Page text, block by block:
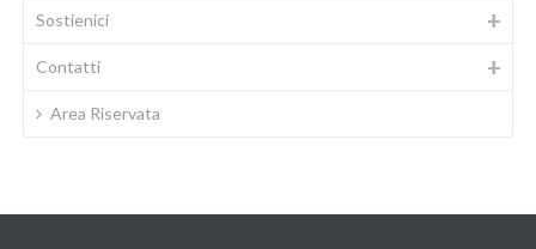
Sostienici
Contatti
Area Riservata